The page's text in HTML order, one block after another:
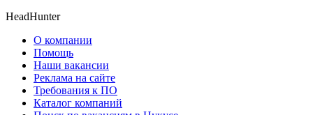
HeadHunter
О компании
Помощь
Наши вакансии
Реклама на сайте
Требования к ПО
Каталог компаний